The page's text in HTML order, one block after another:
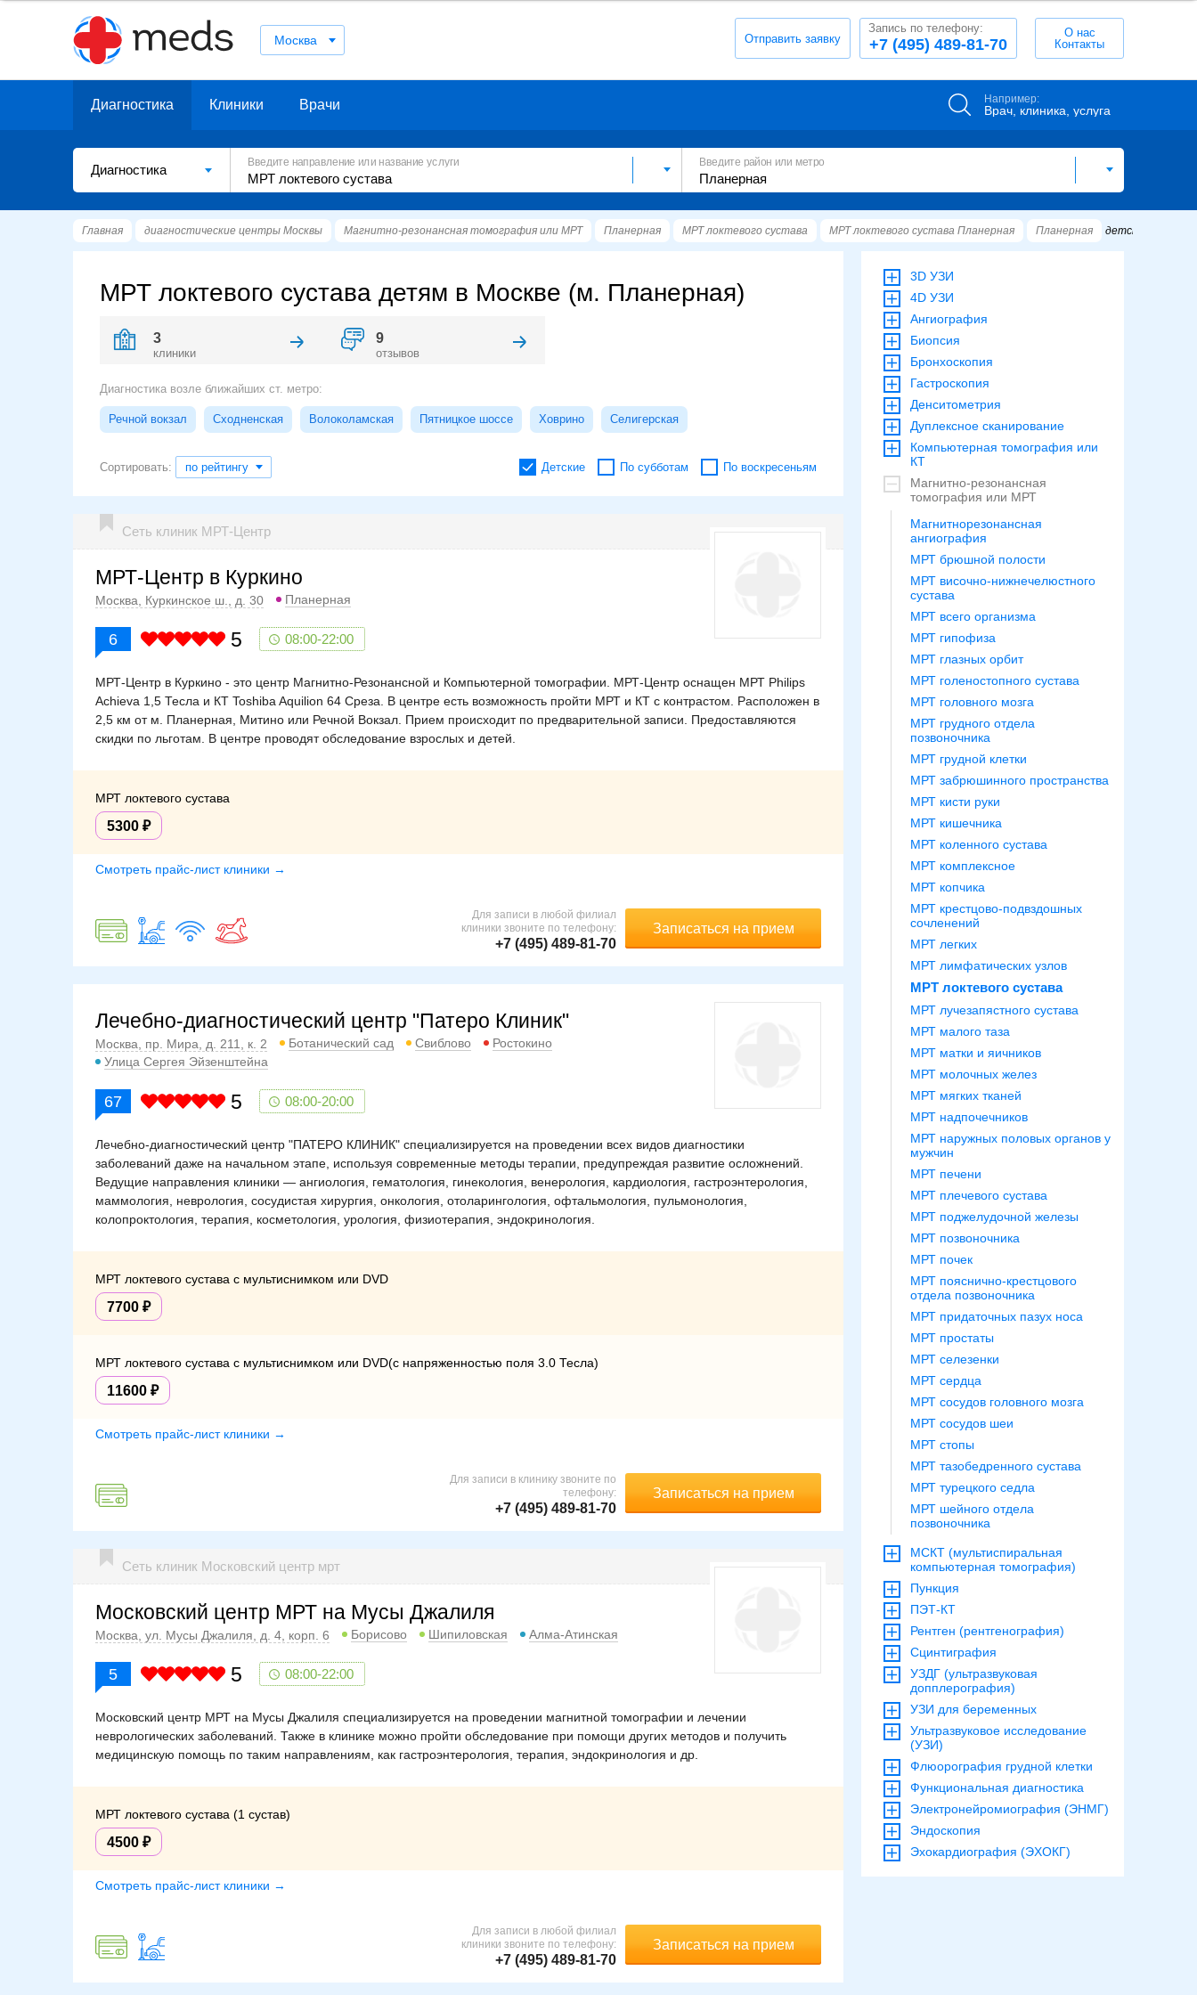
Москва Отправить заявку +7 (495) 489-81-70
Запись по телефону:
О нас
Контакты
Диагностика Клиники Врачи Например:
Врач, клиника, услуга
Диагностика
Введите направление или название услуги Введите район или метро
Главная диагностические центры Москвы Магнитно-резонансная томография или МРТ Планерная МРТ локтевого сустава МРТ локтевого сустава Планерная Планерная детские
МРТ локтевого сустава детям в Москве (м. Планерная)
3
клиники
9
отзывов
Диагностика возле ближайших ст. метро:
Речной вокзал Сходненская Волоколамская Пятницкое шоссе Ховрино Селигерская
Сортировать: по рейтингу Детские По субботам По воскресеньям
Сеть клиник МРТ-Центр
МРТ-Центр в Куркино
Москва, Куркинское ш., д. 30 Планерная
6 5 08:00-22:00
МРТ-Центр в Куркино - это центр Магнитно-Резонансной и Компьютерной томографии. МРТ-Центр оснащен МРТ Philips
Achieva 1,5 Тесла и КТ Toshiba Aquilion 64 Среза. В центре есть возможность пройти МРТ и КТ с контрастом. Расположен в
2,5 км от м. Планерная, Митино или Речной Вокзал. Прием происходит по предварительной записи. Предоставляются
скидки по льготам. В центре проводят обследование взрослых и детей.
МРТ локтевого сустава
5300
Смотреть прайс-лист клиники →
Записаться на прием
Для записи в любой филиал
клиники звоните по телефону:
+7 (495) 489-81-70
Лечебно-диагностический центр "Патеро Клиник"
Москва, пр. Мира, д. 211, к. 2 Ботанический сад Свиблово
Ростокино
Улица Сергея Эйзенштейна
67 5 08:00-20:00
Лечебно-диагностический центр "ПАТЕРО КЛИНИК" специализируется на проведении всех видов диагностики
заболеваний даже на начальном этапе, используя современные методы терапии, предупреждая развитие осложнений.
Ведущие направления клиники — ангиология, гематология, гинекология, венерология, кардиология, гастроэнтерология,
маммология, неврология, сосудистая хирургия, онкология, отоларингология, офтальмология, пульмонология,
колопроктология, терапия, косметология, урология, физиотерапия, эндокринология.
МРТ локтевого сустава с мультиснимком или DVD
7700
МРТ локтевого сустава с мультиснимком или DVD(с напряженностью поля 3.0 Тесла)
11600
Смотреть прайс-лист клиники →
Записаться на прием
Для записи в клинику звоните по
телефону:
+7 (495) 489-81-70
Сеть клиник Московский центр мрт
Московский центр МРТ на Мусы Джалиля
Москва, ул. Мусы Джалиля, д. 4, корп. 6 Борисово Шипиловская Алма-Атинская
5 5 08:00-22:00
Московский центр МРТ на Мусы Джалиля специализируется на проведении магнитной томографии и лечении
неврологических заболеваний. Также в клинике можно пройти обследование при помощи других методов и получить
медицинскую помощь по таким направлениям, как гастроэнтерология, терапия, эндокринология и др.
МРТ локтевого сустава (1 сустав)
4500
Смотреть прайс-лист клиники →
Записаться на прием
Для записи в любой филиал
клиники звоните по телефону:
+7 (495) 489-81-70
3D УЗИ
4D УЗИ
Ангиография
Биопсия
Бронхоскопия
Гастроскопия
Денситометрия
Дуплексное сканирование
Компьютерная томография или
КТ
Магнитно-резонансная
томография или МРТ
Магнитнорезонансная
ангиография
МРТ брюшной полости
МРТ височно-нижнечелюстного
сустава
МРТ всего организма
МРТ гипофиза
МРТ глазных орбит
МРТ голеностопного сустава
МРТ головного мозга
МРТ грудного отдела
позвоночника
МРТ грудной клетки
МРТ забрюшинного пространства
МРТ кисти руки
МРТ кишечника
МРТ коленного сустава
МРТ комплексное
МРТ копчика
МРТ крестцово-подвздошных
сочленений
МРТ легких
МРТ лимфатических узлов
МРТ локтевого сустава
МРТ лучезапястного сустава
МРТ малого таза
МРТ матки и яичников
МРТ молочных желез
МРТ мягких тканей
МРТ надпочечников
МРТ наружных половых органов у
мужчин
МРТ печени
МРТ плечевого сустава
МРТ поджелудочной железы
МРТ позвоночника
МРТ почек
МРТ пояснично-крестцового
отдела позвоночника
МРТ придаточных пазух носа
МРТ простаты
МРТ селезенки
МРТ сердца
МРТ сосудов головного мозга
МРТ сосудов шеи
МРТ стопы
МРТ тазобедренного сустава
МРТ турецкого седла
МРТ шейного отдела
позвоночника
МСКТ (мультиспиральная
компьютерная томография)
Пункция
ПЭТ-КТ
Рентген (рентгенография)
Сцинтиграфия
УЗДГ (ультразвуковая
допплерография)
УЗИ для беременных
Ультразвуковое исследование
(УЗИ)
Флюорография грудной клетки
Функциональная диагностика
Электронейромиография (ЭНМГ)
Эндоскопия
Эхокардиография (ЭХОКГ)